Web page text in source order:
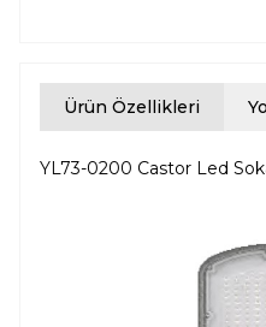
Ürün Özellikleri
YL73-0200 Castor Led